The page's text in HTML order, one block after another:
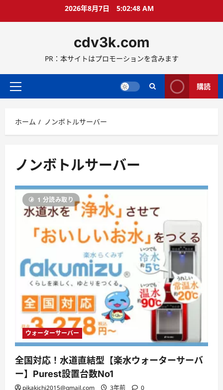
ス
ッ
2026年8月7日 5:02:49 AM
cdv3k.com
PR：本サイトはプロモーションを含みます
メ
メ
ニ
購読
ホーム ノンボトルサーバー
ノンボトルサーバー
1 分読み取り
ウォーターサーバー
全国対応！水道直結型【楽水ウォーターサーバ
ー】Purest設置台数No1
pikakichi2015@gmail.com 3年前 0